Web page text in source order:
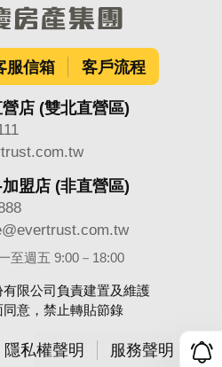
服信箱 客戶流程
店 (雙北直營區)
盟店 (非直營區)
至週五 9:00－18:00
限公司負責建置及維護
意，禁止轉貼節錄
隱私權聲明 服務聲明